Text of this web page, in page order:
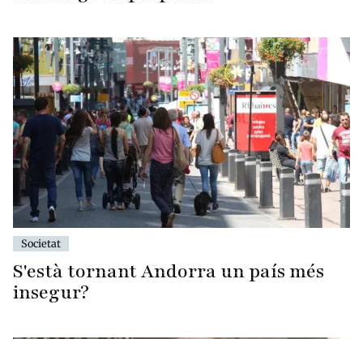
Societat
S'està tornant Andorra un país més
insegur?